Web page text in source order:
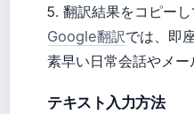
翻訳結果をコピー
Google翻訳では、即
素早い日常会話やメ
テキスト入力方法